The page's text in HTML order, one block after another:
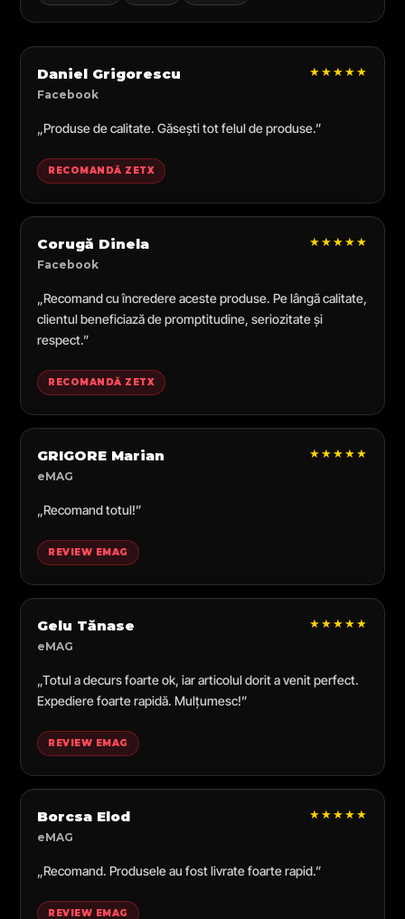
Daniel Grigorescu
Facebook
★★★★★
„Produse de calitate. Găsești tot felul de produse.”
RECOMANDĂ ZETX
Corugă Dinela
Facebook
★★★★★
„Recomand cu încredere aceste produse. Pe lângă calitate,
clientul beneficiază de promptitudine, seriozitate și
respect.”
RECOMANDĂ ZETX
GRIGORE Marian
eMAG
★★★★★
„Recomand totul!”
REVIEW EMAG
Gelu Tănase
eMAG
★★★★★
„Totul a decurs foarte ok, iar articolul dorit a venit perfect.
Expediere foarte rapidă. Mulțumesc!”
REVIEW EMAG
Borcsa Elod
eMAG
★★★★★
„Recomand. Produsele au fost livrate foarte rapid.”
REVIEW EMAG